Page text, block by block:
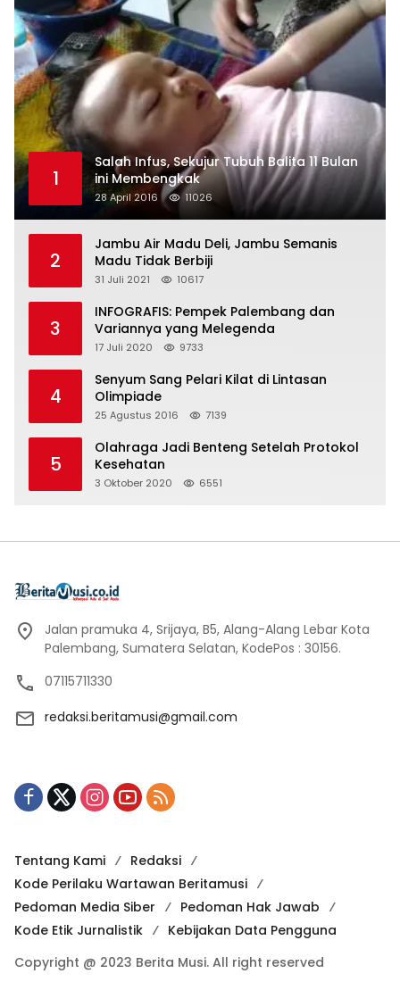
1
Salah Infus, Sekujur Tubuh Balita 11 Bulan
ini Membengkak
28 April 2016 11026
2
Jambu Air Madu Deli, Jambu Semanis
Madu Tidak Berbiji
31 Juli 2021 10617
3
INFOGRAFIS: Pempek Palembang dan
Variannya yang Melegenda
17 Juli 2020 9733
4
Senyum Sang Pelari Kilat di Lintasan
Olimpiade
25 Agustus 2016 7139
5
Olahraga Jadi Benteng Setelah Protokol
Kesehatan
3 Oktober 2020 6551
Jalan pramuka 4, Srijaya, B5, Alang-Alang Lebar Kota
Palembang, Sumatera Selatan, KodePos : 30156.
07115711330
redaksi.beritamusi@gmail.com
Tentang Kami
Redaksi
Kode Perilaku Wartawan Beritamusi
Pedoman Media Siber
Pedoman Hak Jawab
Kode Etik Jurnalistik
Kebijakan Data Pengguna
Copyright @ 2023 Berita Musi. All right reserved